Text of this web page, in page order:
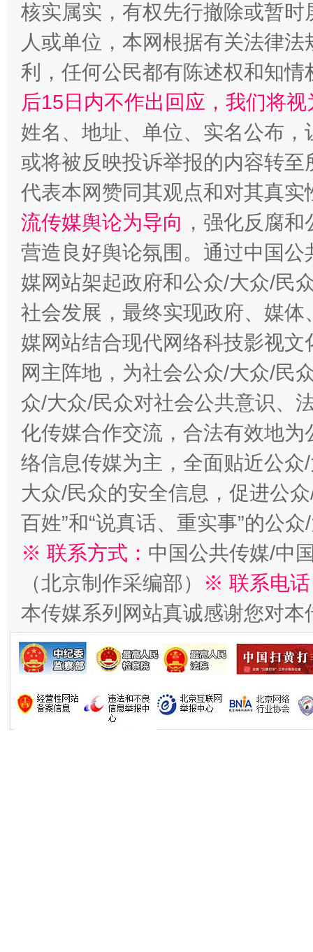
网上购药对药下症？
这是一记警钟！ 谢
在谋一域中谋全局
今
习近平的博鳌关键词
核实属实，有权先行撤除或暂
人或单位，本网根据有关法律
利，任何公民都有陈述权和知情
后15日内不作出回应，我们将
姓名、地址、单位、实名公布
或将被反映投诉举报的内容转
代表本网赞同其观点和对其真实
流传媒舆论为导向 ，强化反腐
营造良好舆论氛围。通过中国
媒网站架起政府和公众/大众/民
社会发展，最终实现政府、媒
媒网站结合现代网络科技影视
网主阵地，为社会公众/大众/民
众/大众/民众对社会公共意识、
化传媒合作交流，合法有效地
络信息传媒为主，全面贴近公
大众/民众的安全信息，促进公
百姓”和“说真话、重实事”的公
※ 联系方式： 中国公共传媒/中
（北京制作采编部）
※ 联系电
本传媒系列网站真诚感谢您对